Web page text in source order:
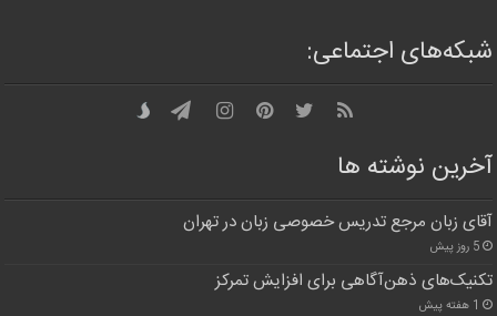
شبکه‌های اجتماعی:
آخرین نوشته ها
آقای زبان مرجع تدریس خصوصی زبان در تهران
5 روز پیش
تکنیک‌های ذهن‌آگاهی برای افزایش تمرکز
1 هفته پیش